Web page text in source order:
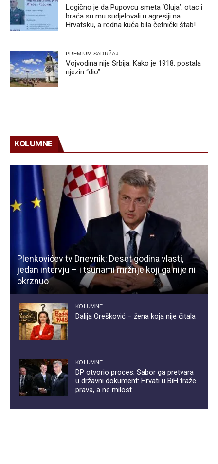
Logično je da Pupovcu smeta ‘Oluja’: otac i
braća su mu sudjelovali u agresiji na
Hrvatsku, a rodna kuća bila četnički štab!
PREMIUM SADRŽAJ
Vojvodina nije Srbija. Kako je 1918. postala
njezin “dio”
KOLUMNE
Plenkovićev tv Dnevnik: Deset godina vlasti,
jedan intervju – i tsunami mržnje koji ga nije ni
okrznuo
KOLUMNE
Dalija Orešković – žena koja nije čitala
KOLUMNE
DP otvorio proces, Sabor ga pretvara
u državni dokument: Hrvati u BiH traže
prava, a ne milost